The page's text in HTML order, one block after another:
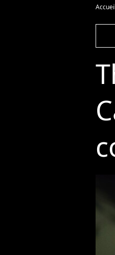
Accueil